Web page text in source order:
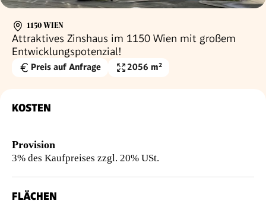
1150 WIEN
Attraktives Zinshaus im 1150 Wien mit großem
Entwicklungspotenzial!
Preis auf Anfrage Wohnfläche
2056 m²
KOSTEN
Provision
3% des Kaufpreises zzgl. 20% USt.
FLÄCHEN